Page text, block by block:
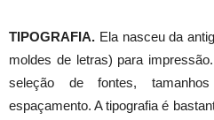
TIPOGRAFIA. Ela nasceu da
moldes de letras) para
seleção de fontes,
espaçamento. A tipografia é